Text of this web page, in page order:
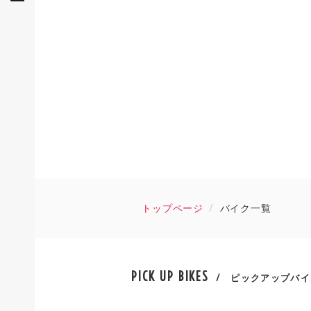
トップページ バイク一覧
PICK UP BIKES / ピックアップバ